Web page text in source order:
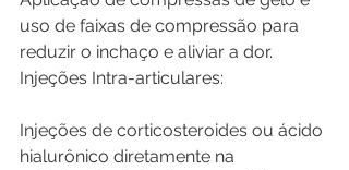
uso de faixas de compressão para
reduzir o inchaço e aliviar a dor.
Injeções Intra-articulares:
Injeções de corticosteroides ou ácido
hialurônico diretamente na